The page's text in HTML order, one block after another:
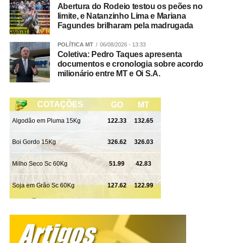
Abertura do Rodeio testou os peões no
limite, e Natanzinho Lima e Mariana
Fagundes brilharam pela madrugada
POLÍTICA MT 06/08/2026 - 13:33
Coletiva: Pedro Taques apresenta
documentos e cronologia sobre acordo
milionário entre MT e Oi S.A.